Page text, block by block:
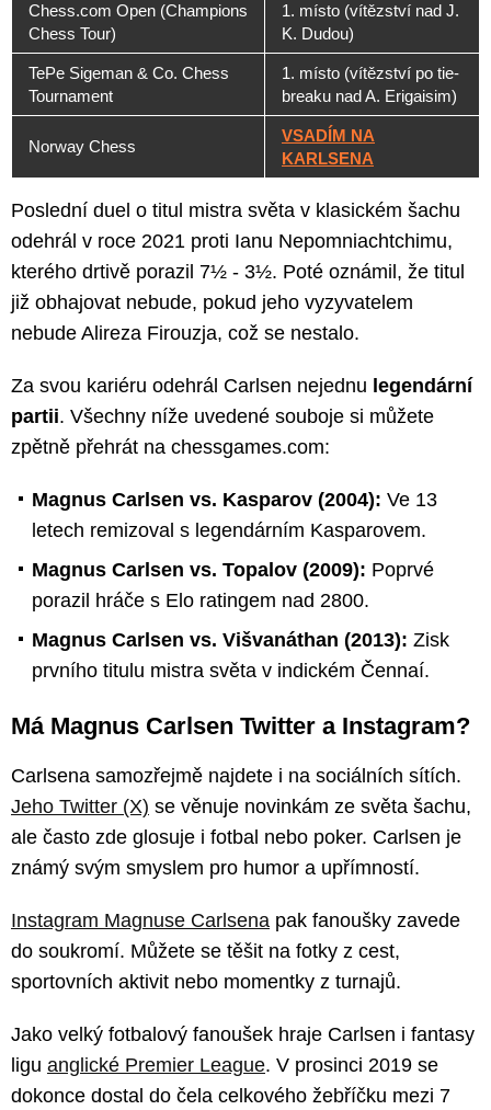
Chess.com Open (Champions
Chess Tour)
1. místo (vítězství nad J.
K. Dudou)
TePe Sigeman & Co. Chess
Tournament
1. místo (vítězství po tie-
breaku nad A. Erigaisim)
Norway Chess
VSADÍM NA
KARLSENA
Poslední duel o titul mistra světa v klasickém šachu
odehrál v roce 2021 proti Ianu Nepomniachtchimu,
kterého drtivě porazil 7½ - 3½. Poté oznámil, že titul
již obhajovat nebude, pokud jeho vyzyvatelem
nebude Alireza Firouzja, což se nestalo.
Za svou kariéru odehrál Carlsen nejednu legendární
partii. Všechny níže uvedené souboje si můžete
zpětně přehrát na chessgames.com:
Magnus Carlsen vs. Kasparov (2004): Ve 13
letech remizoval s legendárním Kasparovem.
Magnus Carlsen vs. Topalov (2009): Poprvé
porazil hráče s Elo ratingem nad 2800.
Magnus Carlsen vs. Višvanáthan (2013): Zisk
prvního titulu mistra světa v indickém Čennaí.
Má Magnus Carlsen Twitter a Instagram?
Carlsena samozřejmě najdete i na sociálních sítích.
Jeho Twitter (X) se věnuje novinkám ze světa šachu,
ale často zde glosuje i fotbal nebo poker. Carlsen je
známý svým smyslem pro humor a upřímností.
Instagram Magnuse Carlsena pak fanoušky zavede
do soukromí. Můžete se těšit na fotky z cest,
sportovních aktivit nebo momentky z turnajů.
Jako velký fotbalový fanoušek hraje Carlsen i fantasy
ligu anglické Premier League. V prosinci 2019 se
dokonce dostal do čela celkového žebříčku mezi 7